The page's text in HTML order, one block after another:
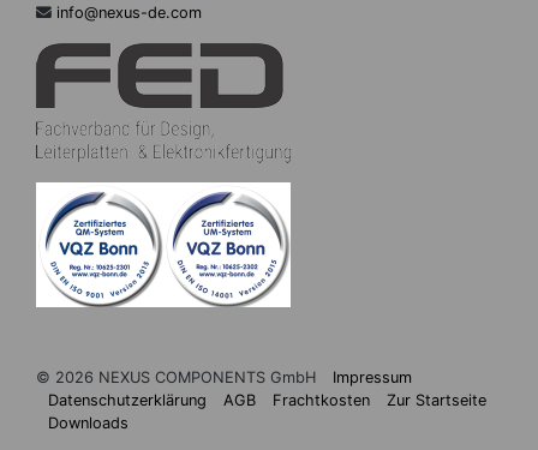
info@nexus-de.com
© 2026 NEXUS COMPONENTS GmbH
Impressum
Datenschutzerklärung
AGB Frachtkosten
Zur Startseite
Downloads